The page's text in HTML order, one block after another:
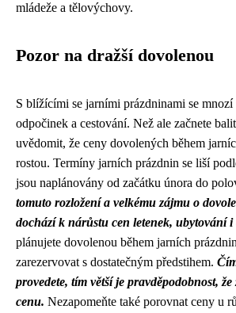
mládeže a tělovýchovy.
Pozor na dražší dovolenou
S blížícími se jarními prázdninami se mnozí
odpočinek a cestování. Než ale začnete
uvědomit, že ceny dovolených během
rostou. Termíny jarních prázdnin se liší
jsou naplánovány od začátku února do
tomuto rozložení a velkému zájmu o
dochází k nárůstu cen letenek, ubytování i
plánujete dovolenou během jarních
zarezervovat s dostatečným předstihem.
provedete, tím větší je pravděpodobnost,
cenu. Nezapomeňte také porovnat ceny u